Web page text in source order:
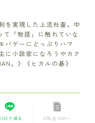
を実現した上流社畜。中
て「物語」に触れていな
バゲーにどっぷりハマ
に小説家になろうやカク
。》《ヒカルの碁》
で送る URLをコピー